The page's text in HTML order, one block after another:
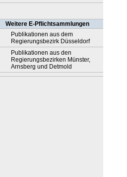
Weitere E-Pflichtsammlungen
Publikationen aus dem
Regierungsbezirk Düsseldorf
Publikationen aus den
Regierungsbezirken Münster,
Arnsberg und Detmold